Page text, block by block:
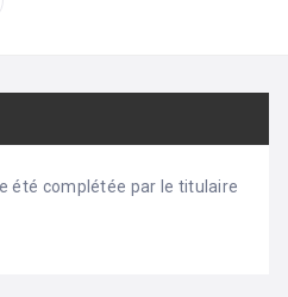
été complétée par le titulaire